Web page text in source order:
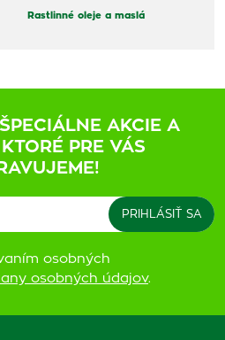
Rastlinné oleje a maslá
AKCIE A
PRE VÁS
osobných
osobných údajov.